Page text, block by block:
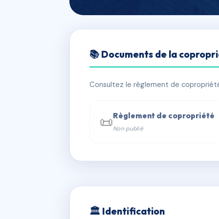
RESIDENCE DE
📍 17 pl abbatiale 88480 Étival-
📞 Contacter Syndic Digital
📚 Documents de la
Consultez le règlement de
📜Règlement de copropriété
Non publié
🏛 Identification